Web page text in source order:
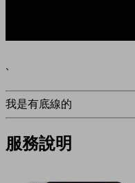
我是有底線的
服務說明